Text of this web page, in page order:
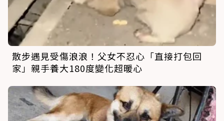
散步遇見受傷浪浪！父女不忍心「直接打包回
家」親手養大180度變化超暖心